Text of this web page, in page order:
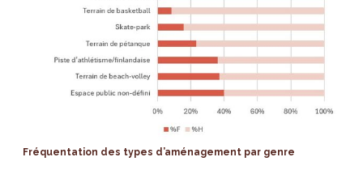
Fréquentation des types d’aménagement par genre